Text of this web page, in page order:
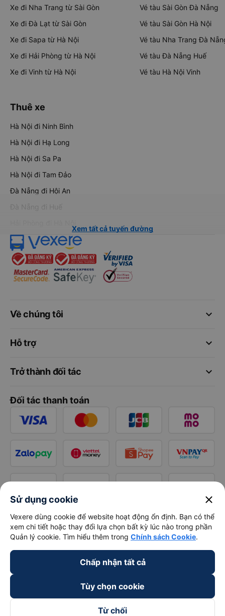
Xe đi Nha Trang từ Sài Gòn
Xe đi Đà Lạt từ Sài Gòn
Xe đi Sapa từ Hà Nội
Xe đi Hải Phòng từ Hà Nội
Xe đi Vinh từ Hà Nội
Vé tàu Sài Gòn Đà Nẵng
Vé tàu Sài Gòn Hà Nội
Vé tàu Nha Trang Đà
Vé tàu Đà Nẵng Huế
Vé tàu Hà Nội Vinh
Thuê xe
Hà Nội đi Ninh Bình
Hà Nội đi Hạ Long
Hà Nội đi Sa Pa
Hà Nội đi Tam Đảo
Đà Nẵng đi Hội An
Đà Nẵng đi Huế
Xem tất cả tuyến đường
keyboard_arrow_down
Về chúng tôi
keyboard_arrow_down
Hỗ trợ
keyboard_arrow_down
Trở thành đối tác
Đối tác thanh toán
Sử dụng cookie close
Vexere dùng cookie để website hoạt động ổn định. Bạn có thể
xem chi tiết hoặc thay đổi lựa chọn bất kỳ lúc nào trong phần
Quản lý cookie. Tìm hiểu thêm trong Chính sách Cookie.
Chấp nhận tất cả
Tùy chọn cookie
Từ chối